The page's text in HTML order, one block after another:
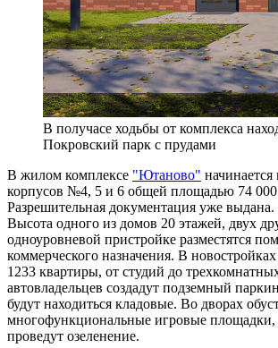
В получасе ходьбы от комплекса
Покровский парк с прудами
В жилом комплексе "Ютаново" начинается
корпусов №4, 5 и 6 общей площадью 74 000
Разрешительная документация уже выдана.
Высота одного из домов 20 этажей, двух
одноуровневой пристройке разместятся
коммерческого назначения. В
1233 квартиры, от студий до
автовладельцев создадут подземный
будут находиться кладовые. Во дворах
многофункциональные игровые
проведут озеленение.